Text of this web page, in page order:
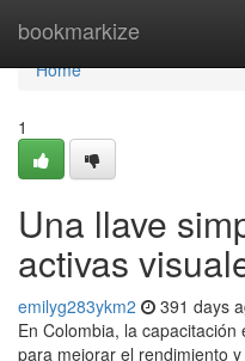
bookmarkize
Home
Home
1
Una llave
activas
emilyg283ykm2 391 days
En Colombia, la
para mejorar el rendimiento